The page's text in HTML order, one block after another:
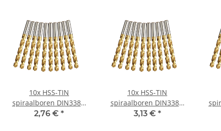
10x HSS-TIN
spiraalboren DIN338N
voor metaal Ø 2,9 mm
2,76 € *
10x HSS-TIN
spiraalboren DIN338N
voor metaal Ø 3,6 mm
3,13 € *